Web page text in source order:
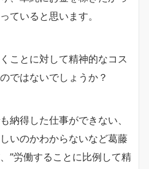
ていると思います。
ことに対して精神的なコス
ではないでしょうか？
納得した仕事ができない、
いのかわからないなど葛藤
”労働することに比例して精